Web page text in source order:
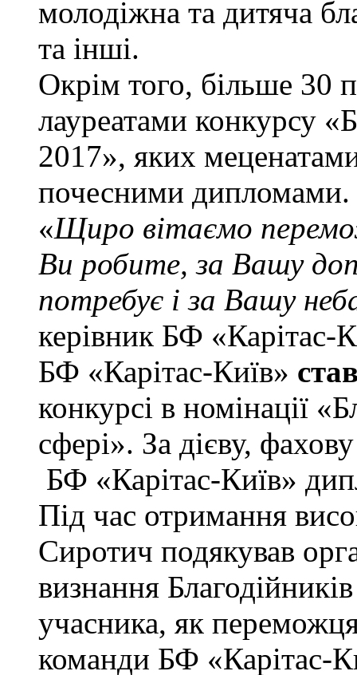
молодіжна та дитяча
та інші.
Окрім того, більше 30
лауреатами конкурсу
2017», яких
почесними дипломами.
«Щиро вітаємо
Ви робите, за Вашу
потребує і за Вашу
керівник БФ
БФ «Карітас-Київ»
конкурсі в номінації
сфері». За дієву,
БФ «Карітас-Київ»
Під час отримання
Сиротич подякував
визнання
учасника, як
команди БФ «Карітас-